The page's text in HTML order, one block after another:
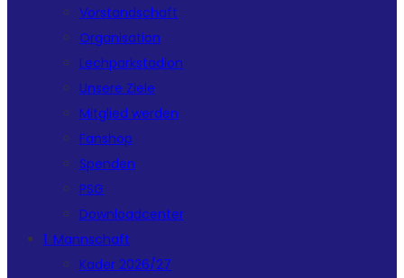
Vorstandschaft
Organisation
Lechparkstadion
Unsere Ziele
Mitglied werden
Fanshop
Spenden
PSG
Downloadcenter
1. Mannschaft
Kader 2026/27